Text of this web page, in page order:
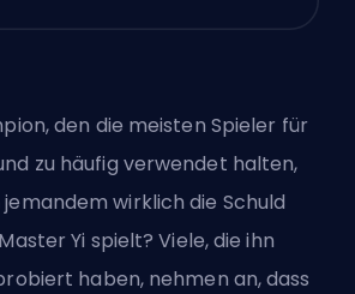
den die meisten Spieler für
zu häufig verwendet halten,
wirklich die Schuld
Yi spielt? Viele, die ihn
haben, nehmen an, dass